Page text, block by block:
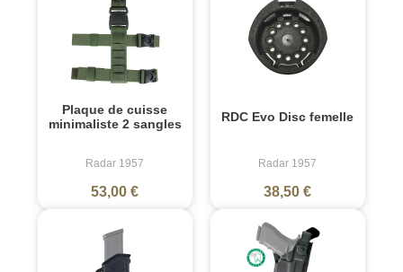
Plaque de cuisse
minimaliste 2 sangles
Radar 1957
53,00 €
RDC Evo Disc femelle
Radar 1957
38,50 €